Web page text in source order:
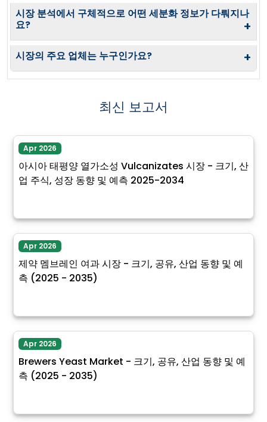
시장 분석에서 구체적으로 어떤 세분화 정보가 다뤄지나
요?
+
시장의 주요 업체는 누구인가요? +
최신 보고서
Apr 2026
아시아 태평양 열가소성 Vulcanizates 시장 - 크기, 산
업 주식, 성장 동향 및 예측 2025-2034
Apr 2026
제약 멤브레인 여과 시장 - 크기, 공유, 산업 동향 및 예
측 (2025 - 2035)
Apr 2026
Brewers Yeast Market - 크기, 공유, 산업 동향 및 예
측 (2025 - 2035)